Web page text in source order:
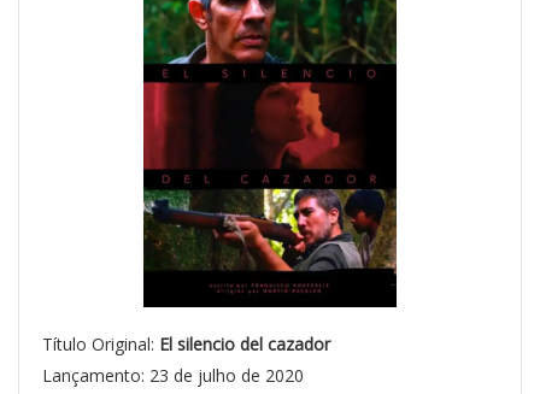
Título Original: El silencio del cazador
Lançamento: 23 de julho de 2020